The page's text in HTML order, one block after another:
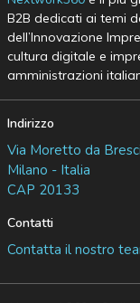
B2B dedicati ai temi
dell’Innovazione
cultura digitale e
amministrazioni
Indirizzo
Via Moretto da
Milano - Italia
CAP 20133
Contatti
Contatta il nostro